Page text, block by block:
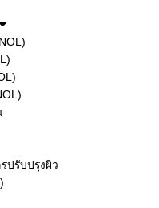
ปรับปรุงผิว